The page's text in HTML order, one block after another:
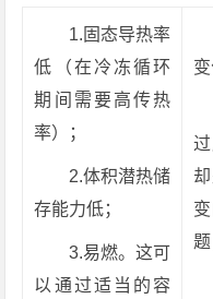
1.固态导热率
低（在冷冻循环
期间需要高传热
率）；
2.体积潜热储
存能力低；
3.易燃。这可
以通过适当的容
变
题